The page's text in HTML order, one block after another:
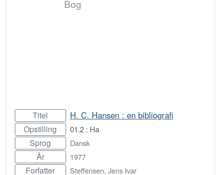
Bog
Titel H. C. Hansen : en bibliografi
Opstilling 01.2 : Ha
Sprog Dansk
År 1977
Forfatter Steffensen, Jens Ivar